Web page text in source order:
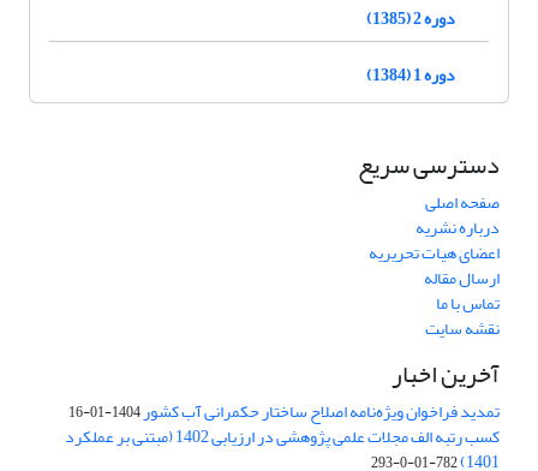
دوره 2 (1385)
دوره 1 (1384)
دسترسی سریع
صفحه اصلی
درباره نشریه
اعضای هیات تحریریه
ارسال مقاله
تماس با ما
نقشه سایت
آخرین اخبار
تمدید فراخوان ویژه‌نامه اصلاح ساختار حکمرانی آب کشور1404-01-16
کسب رتبه الف مجلات علمی پژوهشی در ارزیابی 1402 (مبتنی بر عملکرد
1401)
782-01-0-293